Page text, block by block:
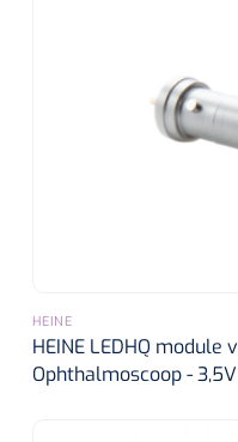
HEINE
HEINE LEDHQ module
Ophthalmoscoop - 3,5V